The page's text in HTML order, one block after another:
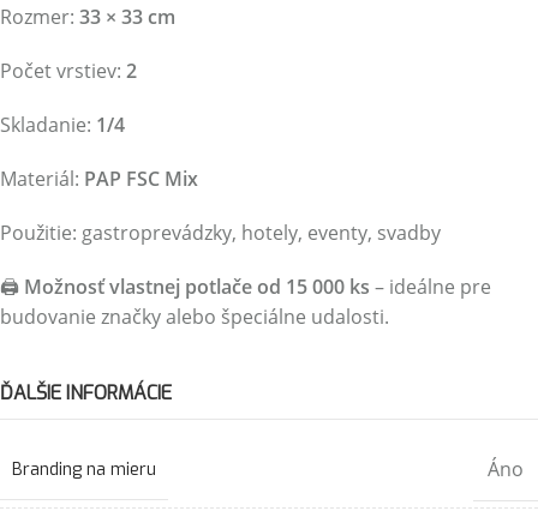
Rozmer: 33 × 33 cm
Počet vrstiev: 2
Skladanie: 1/4
Materiál: PAP FSC Mix
Použitie: gastroprevádzky, hotely, eventy, svadby
🖨️ Možnosť vlastnej potlače od 15 000 ks – ideálne pre
budovanie značky alebo špeciálne udalosti.
ĎALŠIE INFORMÁCIE
Branding na mieru Áno